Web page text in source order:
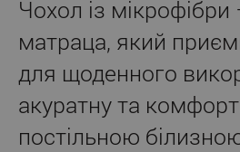
Чохол із
матраца, який
для щоденного
акуратну та
постільною